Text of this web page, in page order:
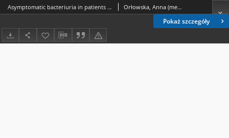
Pokaż szczegóły
Asymptomatic bacteriuria in patients on continuous ambulatory peritoneal dialysis Orłowska, Anna (medycyna); Majdan, Maria; Kozioł-Montewka, Maria; Grzebalska, Agnieszka; Swatowski, Andrzej